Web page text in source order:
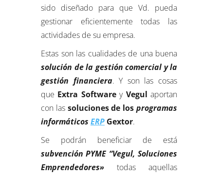
sido diseñado para que Vd. pueda
gestionar eficientemente todas las
actividades de su empresa.
Estas son las cualidades de una buena
solución de la gestión comercial y la
gestión financiera. Y son las cosas
que Extra Softwarey Vegul aportan
con las soluciones de losprogramas
informáticos ERP Gextor.
Se podrán beneficiar de está
subvención PYME “Vegul, Soluciones
Emprendedores»
todas aquellas